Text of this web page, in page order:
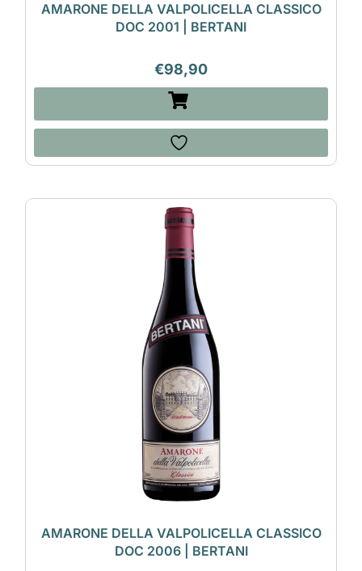
AMARONE DELLA VALPOLICELLA CLASSICO
DOC 2001 | BERTANI
€98,90
AMARONE DELLA VALPOLICELLA CLASSICO
DOC 2006 | BERTANI